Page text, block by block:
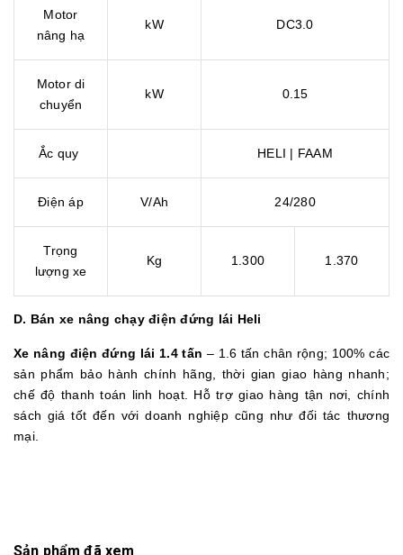
Motor
nâng hạ
kW DC3.0
Motor di
chuyển
kW 0.15
Ắc quy HELI | FAAM
Điện áp V/Ah 24/280
Trọng
lượng xe
Kg 1.300 1.370
D. Bán xe nâng chạy điện đứng lái Heli
Xe nâng điện đứng lái 1.4 tấn – 1.6 tấn chân rộng; 100% các
sản phẩm bảo hành chính hãng, thời gian giao hàng nhanh;
chế độ thanh toán linh hoạt. Hỗ trợ giao hàng tận nơi, chính
sách giá tốt đến với doanh nghiệp cũng như đối tác thương
mại.
Sản phẩm đã xem